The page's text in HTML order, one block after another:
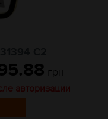
грн
авторизации